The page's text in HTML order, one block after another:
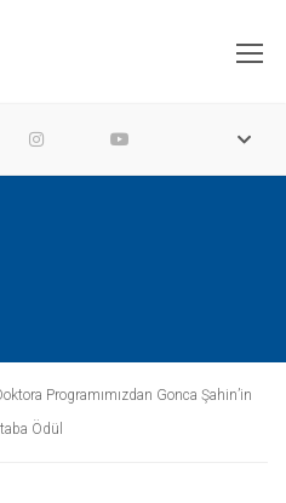
Programımızdan Gonca Şahin’in
Ödül